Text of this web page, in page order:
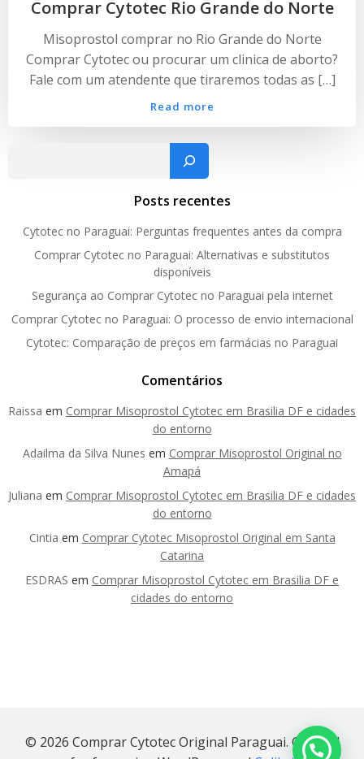
Comprar Cytotec Rio Grande do Norte
Misoprostol comprar no Rio Grande do Norte
Comprar Cytotec ou procurar um clinica de aborto?
Fale com um atendente que tiraremos todas as […]
Read more
Pesquisar
Posts recentes
Cytotec no Paraguai: Perguntas frequentes antes da compra
Comprar Cytotec no Paraguai: Alternativas e substitutos
disponíveis
Segurança ao Comprar Cytotec no Paraguai pela internet
Comprar Cytotec no Paraguai: O processo de envio internacional
Cytotec: Comparação de preços em farmácias no Paraguai
Comentários
Raissa em Comprar Misoprostol Cytotec em Brasilia DF e cidades
do entorno
Adailma da Silva Nunes em Comprar Misoprostol Original no
Amapá
Juliana em Comprar Misoprostol Cytotec em Brasilia DF e cidades
do entorno
Cintia em Comprar Cytotec Misoprostol Original em Santa
Catarina
ESDRAS em Comprar Misoprostol Cytotec em Brasilia DF e
cidades do entorno
© 2026 Comprar Cytotec Original Paraguai. Created